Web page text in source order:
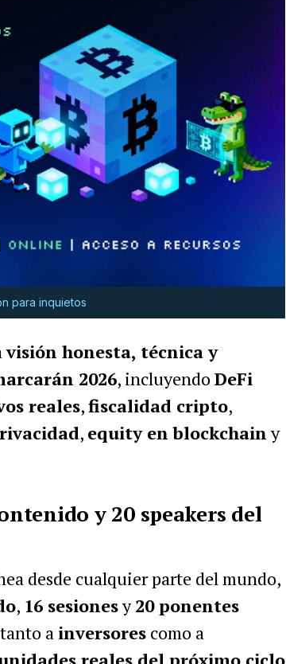
para inquietos
visión honesta, técnica y
2026, incluyendo DeFi
reales,fiscalidad cripto,
, equity en blockchainy
y 20 speakers del
desde cualquier parte del mundo,
, 16 sesionesy20 ponentes
a inversorescomo a